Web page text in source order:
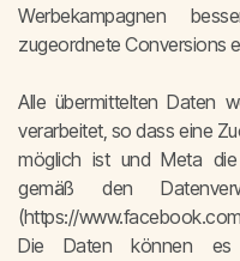
Werbekampagnen
zugeordnete Conversions
Alle übermittelten Daten
verarbeitet, so dass eine
möglich ist und Meta
gemäß den
(https://
Die Daten können es